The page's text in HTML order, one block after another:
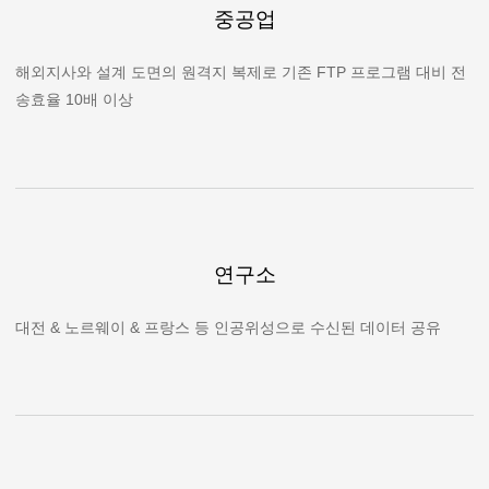
중공업
해외지사와 설계 도면의 원격지 복제로 기존 FTP 프로그램 대비 전
송효율 10배 이상
연구소
대전 & 노르웨이 & 프랑스 등 인공위성으로 수신된 데이터 공유